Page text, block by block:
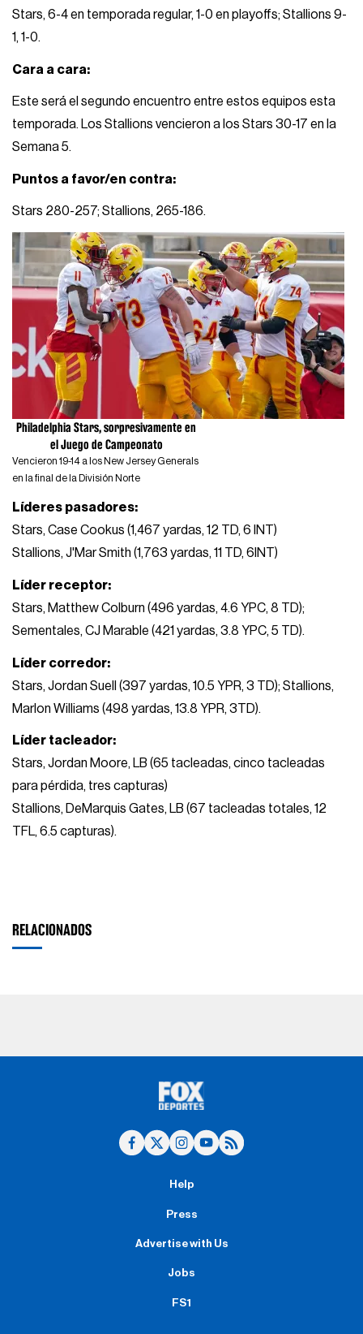
Stars, 6-4 en temporada regular, 1-0 en playoffs; Stallions 9-
1, 1-0.
Cara a cara:
Este será el segundo encuentro entre estos equipos esta
temporada. Los Stallions vencieron a los Stars 30-17 en la
Semana 5.
Puntos a favor/en contra:
Stars 280-257; Stallions, 265-186.
Philadelphia Stars, sorpresivamente en
el Juego de Campeonato
Vencieron 19-14 a los New Jersey Generals
en la final de la División Norte
Líderes pasadores:
Stars, Case Cookus (1,467 yardas, 12 TD, 6 INT)
Stallions, J'Mar Smith (1,763 yardas, 11 TD, 6INT)
Líder receptor:
Stars, Matthew Colburn (496 yardas, 4.6 YPC, 8 TD);
Sementales, CJ Marable (421 yardas, 3.8 YPC, 5 TD).
Líder corredor:
Stars, Jordan Suell (397 yardas, 10.5 YPR, 3 TD); Stallions,
Marlon Williams (498 yardas, 13.8 YPR, 3TD).
Líder tacleador:
Stars, Jordan Moore, LB (65 tacleadas, cinco tacleadas
para pérdida, tres capturas)
Stallions, DeMarquis Gates, LB (67 tacleadas totales, 12
TFL, 6.5 capturas).
RELACIONADOS
Help
Press
Advertise with Us
Jobs
FS1